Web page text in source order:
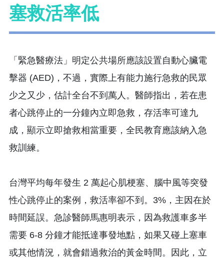
塞救活率低
「緊急醫療法」明定公共場所應該設置自動心臟電
擊器 (AED)，不過，實際上有能力施行急救的民眾
少之又少，估計全台不到萬人。醫師指出，若在患
者心跳停止的一分鐘內立即急救，存活率可達九
成，顯示立即搶救相當重要，全民教育應該納入急
救訓練。
台灣平均每年發生 2 萬起心肌梗塞、腦中風等突發
性心跳停止的案例，救活率卻不到。3%，主因在於
時間延誤。急診醫師馬惠明表示，因為救護車多半
需要 6-8 分鐘才能抵達事發地點，如果又碰上塞車
或其他情況，就會錯過救治的黃金時間。因此，立